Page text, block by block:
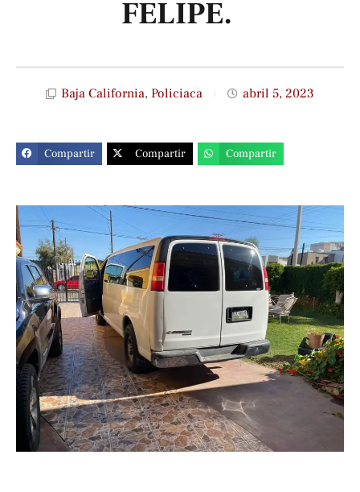
FELIPE.
Baja California, Policiaca abril 5, 2023
Compartir Compartir Compartir